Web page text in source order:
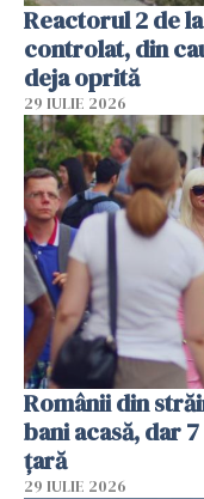
Reactorul 2 de
controlat, din
deja oprită
29 IULIE 2026
Românii din
bani acasă, dar
țară
29 IULIE 2026